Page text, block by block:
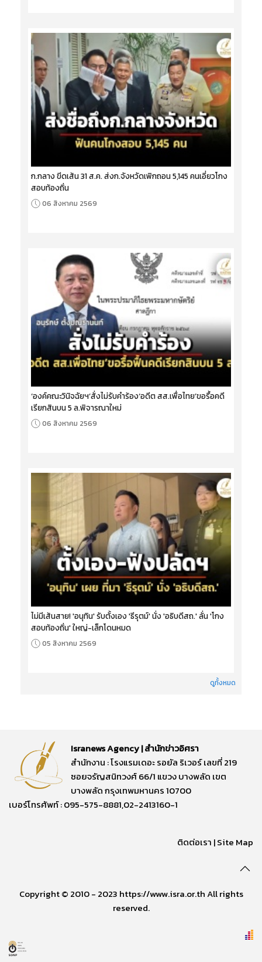
ก.กลาง ขีดเส้น 31 ส.ค. ส่งก.จังหวัดเพิกถอน 5,145 คนเอี่ยวโกง
สอบท้องถิ่น
06 สิงหาคม 2569
‘องค์คณะวินิจฉัยฯ’สั่งไม่รับคำร้อง‘อดีต สส.เพื่อไทย’ขอรื้อคดี
เรียกสินบน 5 ล.พิจารณาใหม่
06 สิงหาคม 2569
ไม่มีเส้นสาย! 'อนุทิน' รับตั้งเอง 'ธีรุตม์' นั่ง 'อธิบดีสถ.' ลั่น 'โกง
สอบท้องถิ่น' ใหญ่-เล็กโดนหมด
05 สิงหาคม 2569
ดูทั้งหมด
Isranews Agency | สำนักข่าวอิศรา
สำนักงาน : โรงแรมเดอะ รอยัล ริเวอร์ เลขที่ 219
ซอยจรัญสนิทวงศ์ 66/1 แขวง บางพลัด เขต
บางพลัด กรุงเทพมหานคร 10700
เบอร์โทรศัพท์ : 095-575-8881,02-2413160-1
ติดต่อเรา |Site Map
Copyright © 2010 - 2023 https://www.isra.or.th All rights
reserved.